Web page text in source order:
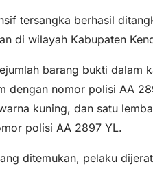
tersangka berhasil
di wilayah Kabupaten
barang bukti dalam
dengan nomor polisi AA
kuning, dan satu
polisi AA 2897 YL.
ditemukan, pelaku